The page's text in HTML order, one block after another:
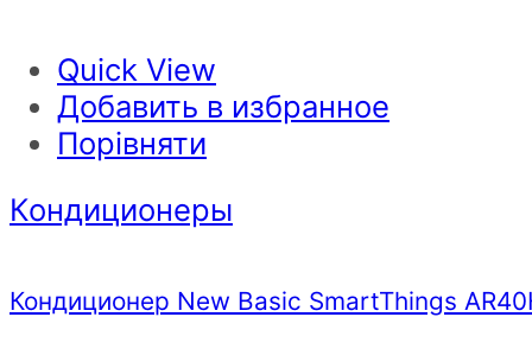
Quick View
Добавить в избранное
Порівняти
Кондиционеры
Кондиционер New Basic SmartThings